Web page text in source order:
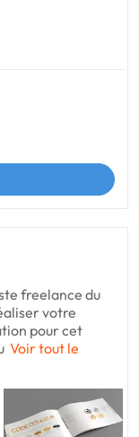
freelance du
votre
pour cet
Voir tout le